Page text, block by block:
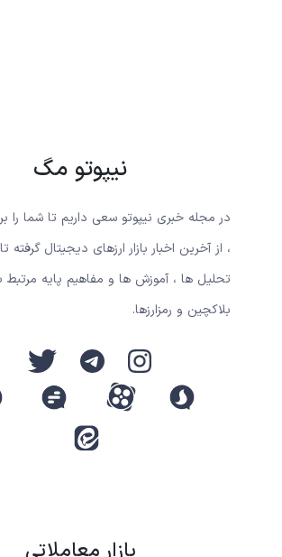
نیپوتو مگ
در مجله خبری نیپوتو سعی داریم تا شما را
، از آخرین اخبار بازار ارزهای دیجیتال گرفته
تحلیل ها ، آموزش ها و مفاهیم پایه مرتبط
بلاکچین و رمزارزها.